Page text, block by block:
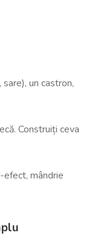
un castron,
Construiți ceva
efect, mândrie